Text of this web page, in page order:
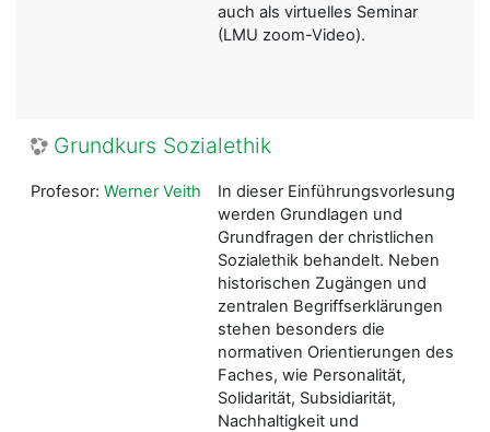
auch als virtuelles Seminar
(LMU zoom-Video).
Grundkurs Sozialethik
In dieser Einführungsvorlesung
werden Grundlagen und
Grundfragen der christlichen
Sozialethik behandelt. Neben
historischen Zugängen und
zentralen Begriffserklärungen
stehen besonders die
normativen Orientierungen des
Faches, wie Personalität,
Solidarität, Subsidiarität,
Nachhaltigkeit und
Profesor: Werner Veith